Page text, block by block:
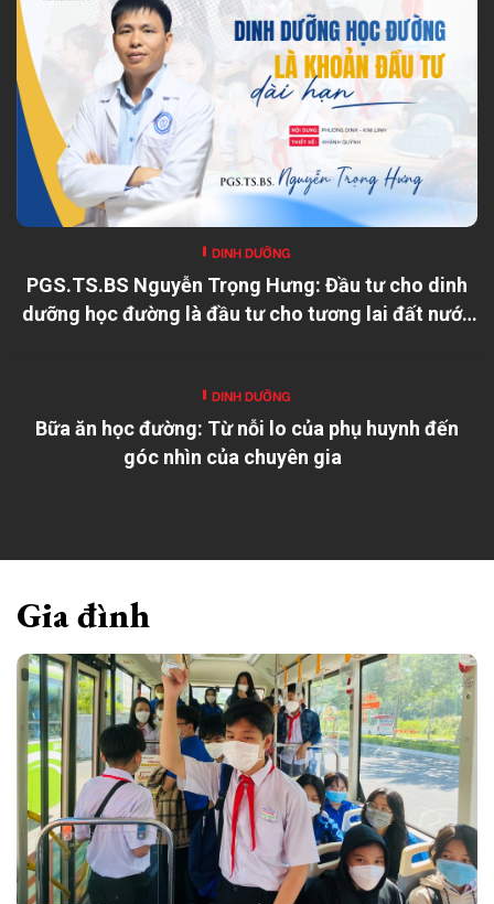
DINH DƯỠNG
PGS.TS.BS Nguyễn Trọng Hưng: Đầu tư cho dinh
dưỡng học đường là đầu tư cho tương lai đất nước
DINH DƯỠNG
Bữa ăn học đường: Từ nỗi lo của phụ huynh đến
góc nhìn của chuyên gia
Gia đình